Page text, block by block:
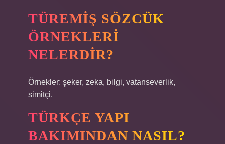
TÜREMIŞ SÖZCÜK
ÖRNEKLERI
NELERDIR?
Örnekler: şeker, zeka, bilgi, vatanseverlik,
simitçi.
TÜRKÇE YAPI
BAKIMINDAN NASIL?